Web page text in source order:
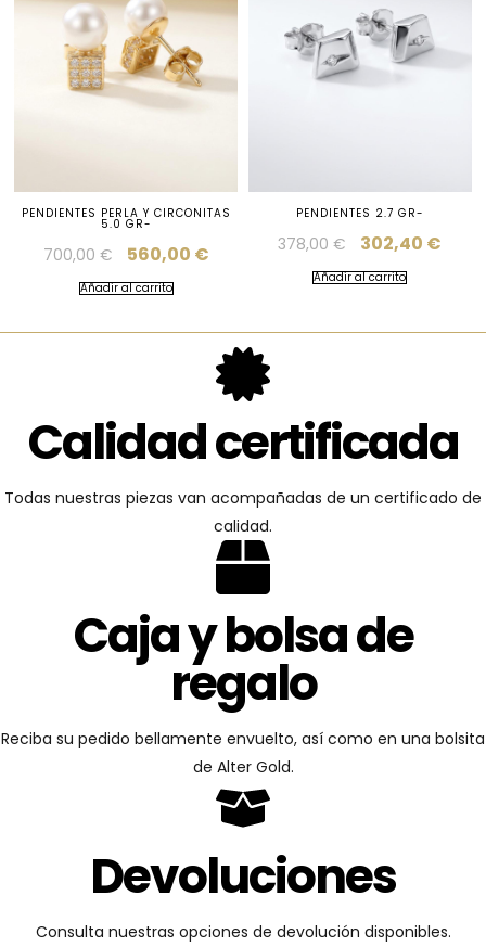
PENDIENTES PERLA Y CIRCONITAS
5.0 GR-
700,00 € 560,00 €
Añadir al carrito
PENDIENTES 2.7 GR-
378,00€ 302,40 €
Añadir al carrito
Calidad certificada
Todas nuestras piezas van acompañadas de un certificado de
calidad.
Caja y bolsa de
regalo
Reciba su pedido bellamente envuelto, así como en una bolsita
de Alter Gold.
Devoluciones
Consulta nuestras opciones de devolución disponibles.